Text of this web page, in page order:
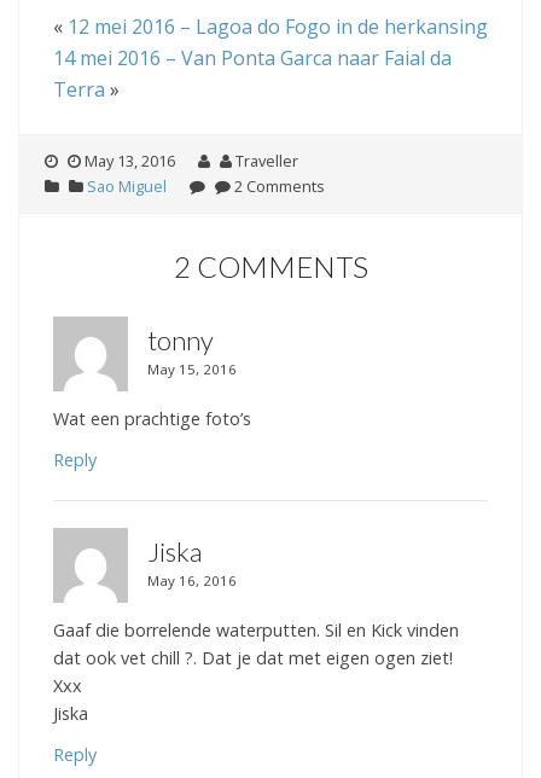
« 12 mei 2016 – Lagoa do Fogo in de herkansing
14 mei 2016 – Van Ponta Garca naar Faial da
Terra »
May 13, 2016
Traveller
Sao Miguel
2 Comments
2 COMMENTS
tonny
May 15, 2016
Wat een prachtige foto’s
Reply
Jiska
May 16, 2016
Gaaf die borrelende waterputten. Sil en Kick vinden
dat ook vet chill ?. Dat je dat met eigen ogen ziet!
Xxx
Jiska
Reply